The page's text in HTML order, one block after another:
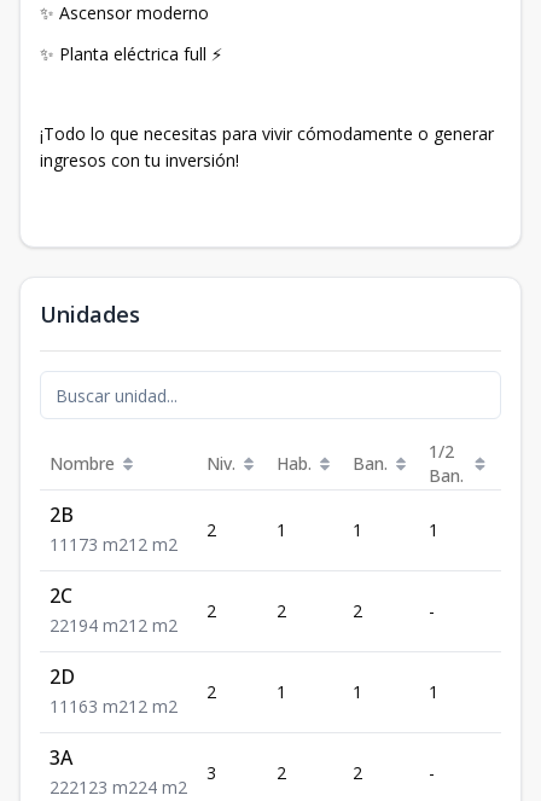
✨ Ascensor moderno
✨ Planta eléctrica full ⚡
¡Todo lo que necesitas para vivir cómodamente o generar
ingresos con tu inversión!
Unidades
Nombre Niv. Hab. Ban.
1/2
Ban.
2B
1 1 1 73 m212 m2
2 1 1 1
2C
221 94 m212 m2
2 2 2 -
2D
1 1 1 63 m212 m2
2 1 1 1
3A
222123 m224 m2
3 2 2 -